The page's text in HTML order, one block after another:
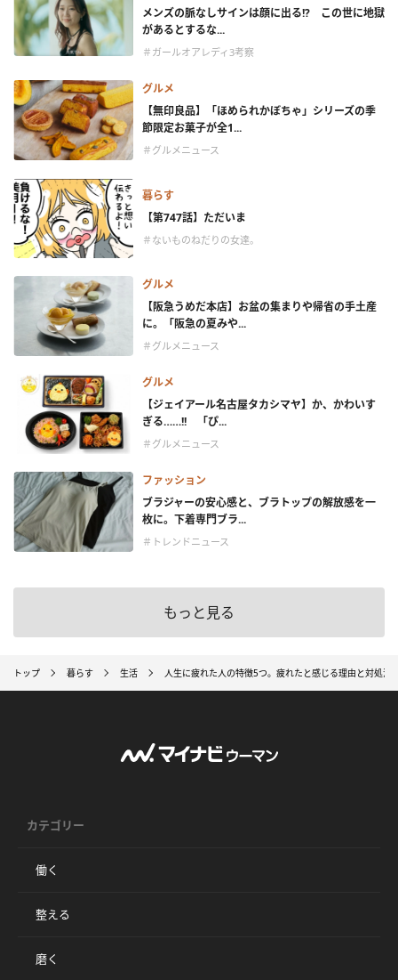
メンズの脈なしサインは顔に出る!? この世に地獄
があるとするな...
＃ガールオアレディ3考察
グルメ
【無印良品】「ほめられかぼちゃ」シリーズの季
節限定お菓子が全1...
＃グルメニュース
暮らす
【第747話】ただいま
＃ないものねだりの女達。
グルメ
【阪急うめだ本店】お盆の集まりや帰省の手土産
に。「阪急の夏みや...
＃グルメニュース
グルメ
【ジェイアール名古屋タカシマヤ】か、かわいす
ぎる……!! 「ぴ...
＃グルメニュース
ファッション
ブラジャーの安心感と、ブラトップの解放感を一
枚に。下着専門ブラ...
＃トレンドニュース
もっと見る
トップ 暮らす 生活 人生に疲れた人の特徴5つ。疲れたと感じる理由と対処法
カテゴリー
働く
整える
磨く